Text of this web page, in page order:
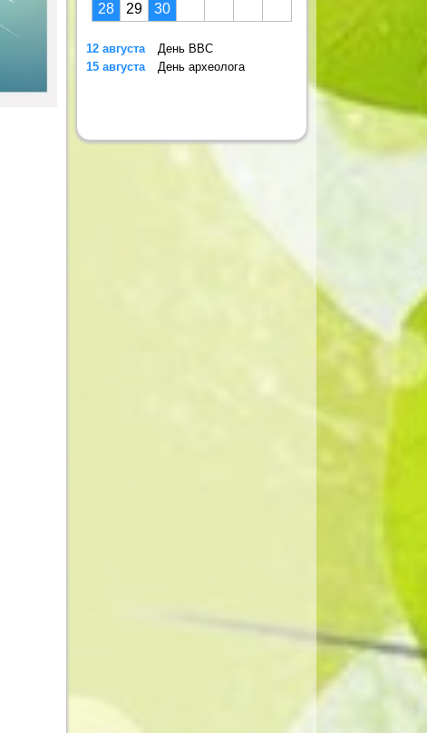
28
29 30
12 августа
День ВВС
15 августа
День археолога